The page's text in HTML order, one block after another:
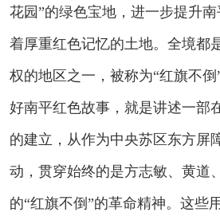
花园”的绿色宝地，进一步提升
着厚重红色记忆的土地。全境都
权的地区之一，被称为“红旗不
好南平红色故事，就是讲述一部
的建立，从作为中央苏区东方屏
动，贯穿始终的是方志敏、黄道
的“红旗不倒”的革命精神。这些